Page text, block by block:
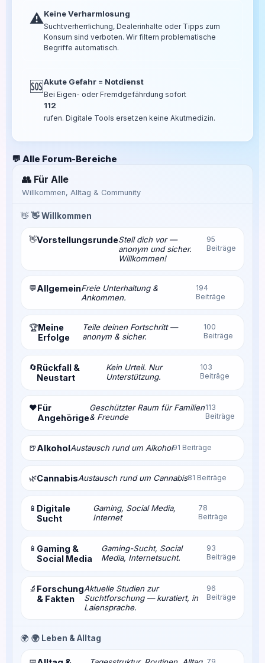
⚠️Keine Verharmlosung
Suchtverherrlichung, Dealerinhalte oder Tipps zum
Konsum sind verboten. Wir filtern problematische
Begriffe automatisch.
🆘Akute Gefahr = Notdienst
Bei Eigen- oder Fremdgefährdung sofort
112
rufen. Digitale Tools ersetzen keine Akutmedizin.
💬 Alle Forum-Bereiche
👥 Für Alle
Willkommen, Alltag & Community
👋 👋 Willkommen
👋VorstellungsrundeStell dich vor —
anonym und sicher.
Willkommen!
95
Beiträge
💬AllgemeinFreie Unterhaltung &
Ankommen.
194
Beiträge
🏆Meine
Erfolge
Teile deinen Fortschritt —
anonym & sicher.
100
Beiträge
🔄Rückfall &
Neustart
Kein Urteil. Nur
Unterstützung.
103
Beiträge
❤️Für
Angehörige
Geschützter Raum für Familien
& Freunde
113
Beiträge
🍺AlkoholAustausch rund um Alkohol91 Beiträge
🌿CannabisAustausch rund um Cannabis81 Beiträge
📱 Digitale
Sucht
Gaming, Social Media,
Internet
78
Beiträge
📱 Gaming &
Social Media
Gaming-Sucht, Social
Media, Internetsucht.
93
Beiträge
🔬 Forschung
& Fakten
Aktuelle Studien zur
Suchtforschung — kuratiert, in
Laiensprache.
96
Beiträge
🌍 🌍 Leben & Alltag